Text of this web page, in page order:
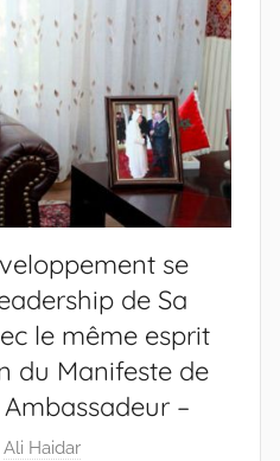
se
de Sa
le même esprit
du Manifeste de
–
Ali Haidar